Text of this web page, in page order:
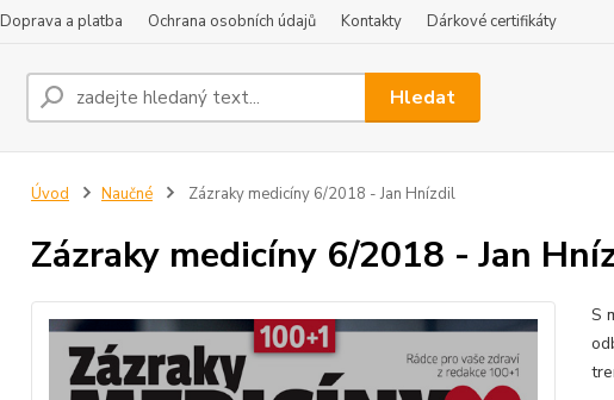
Doprava a platba Ochrana osobních údajů Kontakty Dárkové certifikáty
Hledat
Úvod Naučné Zázraky medicíny 6/2018 - Jan Hnízdil
Zázraky medicíny 6/2018 - Jan
S